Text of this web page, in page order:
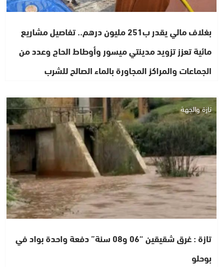
بغلاف مالي يقدر ب251 مليون درهم.. تفاصيل مشاريع
مائية تعزز تزويد مدينتي ميسور وأوطاط الحاج وعدد من
الجماعات والمراكز المجاورة بالماء الصالح للشرب
تازة والجهة
تازة : غرق شقيقين “06 و08 سنة” دفعة واحدة بواد في
بوحلو